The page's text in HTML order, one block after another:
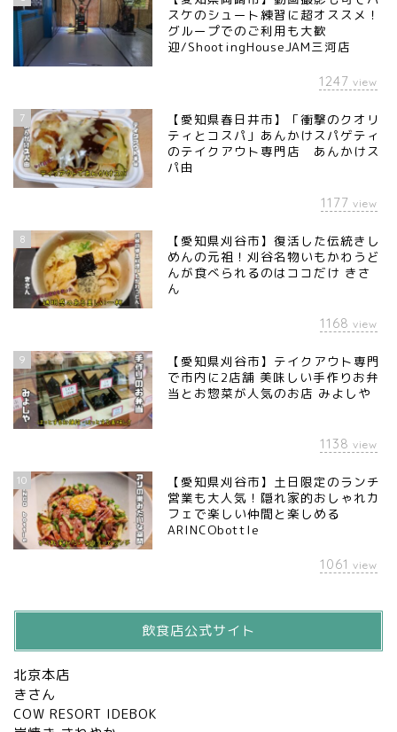
スケのシュート練習に超オススメ！
グループでのご利用も大歓
迎/ShootingHouseJAM三河店
1247 view
7
【愛知県春日井市】「衝撃のクオリ
ティとコスパ」あんかけスパゲティ
のテイクアウト専門店 あんかけス
パ由
1177 view
8
【愛知県刈谷市】復活した伝統きし
めんの元祖！刈谷名物いもかわうど
んが食べられるのはココだけ きさ
ん
1168 view
9
【愛知県刈谷市】テイクアウト専門
で市内に2店舗 美味しい手作りお弁
当とお惣菜が人気のお店 みよしや
1138 view
10
【愛知県刈谷市】土日限定のランチ
営業も大人気！隠れ家的おしゃれカ
フェで楽しい仲間と楽しめる
ARINCObottle
1061 view
飲食店公式サイト
北京本店
きさん
COW RESORT IDEBOK